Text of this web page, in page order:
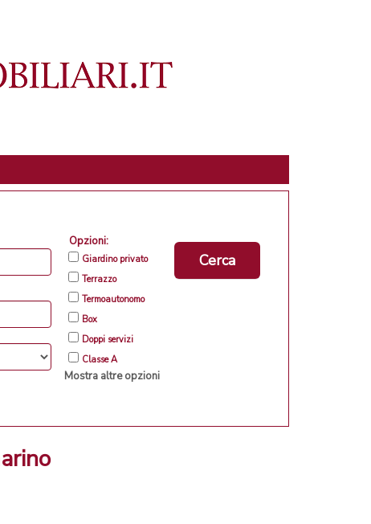
Opzioni:
Giardino privato
Terrazzo
Termoautonomo
Box
Doppi servizi
Classe A
Mostra altre opzioni
Cerca